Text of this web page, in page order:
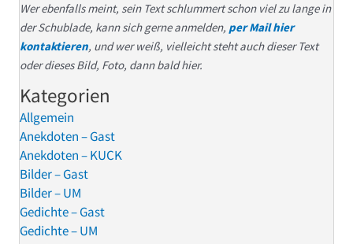
Wer ebenfalls meint, sein Text schlummert schon viel zu lange in
der Schublade, kann sich gerne anmelden, per Mail hier
kontaktieren, und wer weiß, vielleicht steht auch dieser Text
oder dieses Bild, Foto, dann bald hier.
Kategorien
Allgemein
Anekdoten – Gast
Anekdoten – KUCK
Bilder – Gast
Bilder – UM
Gedichte – Gast
Gedichte – UM